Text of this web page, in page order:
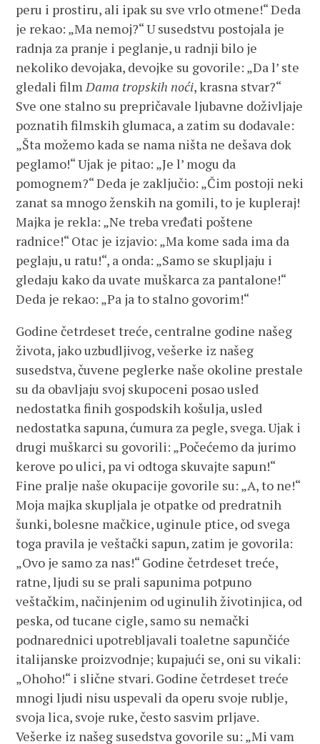
peru i prostiru, ali ipak su sve vrlo otmene!“ Deda
je rekao: „Ma nemoj?“ U susedstvu postojala je
radnja za pranje i peglanje, u radnji bilo je
nekoliko devojaka, devojke su govorile: „Da l’ ste
gledali filmDama tropskih noći, krasna stvar?“
Sve one stalno su prepričavale ljubavne doživljaje
poznatih filmskih glumaca, a zatim su dodavale:
„Šta možemo kada se nama ništa ne dešava dok
peglamo!“ Ujak je pitao: „Je l’ mogu da
pomognem?“ Deda je zaključio: „Čim postoji neki
zanat sa mnogo ženskih na gomili, to je kupleraj!
Majka je rekla: „Ne treba vređati poštene
radnice!“ Otac je izjavio: „Ma kome sada ima da
peglaju, u ratu!“, a onda: „Samo se skupljaju i
gledaju kako da uvate muškarca za pantalone!“
Deda je rekao: „Pa ja to stalno govorim!“
Godine četrdeset treće, centralne godine našeg
života, jako uzbudljivog, vešerke iz našeg
susedstva, čuvene peglerke naše okoline prestale
su da obavljaju svoj skupoceni posao usled
nedostatka finih gospodskih košulja, usled
nedostatka sapuna, ćumura za pegle, svega. Ujak i
drugi muškarci su govorili: „Počećemo da jurimo
kerove po ulici, pa vi odtoga skuvajte sapun!“
Fine pralje naše okupacije govorile su: „A, to ne!“
Moja majka skupljala je otpatke od predratnih
šunki, bolesne mačkice, uginule ptice, od svega
toga pravila je veštački sapun, zatim je govorila:
„Ovo je samo za nas!“ Godine četrdeset treće,
ratne, ljudi su se prali sapunima potpuno
veštačkim, načinjenim od uginulih životinjica, od
peska, od tucane cigle, samo su nemački
podnarednici upotrebljavali toaletne sapunčiće
italijanske proizvodnje; kupajući se, oni su vikali:
„Ohoho!“ i slične stvari. Godine četrdeset treće
mnogi ljudi nisu uspevali da operu svoje rublje,
svoja lica, svoje ruke, često sasvim prljave.
Vešerke iz našeg susedstva govorile su: „Mi vam